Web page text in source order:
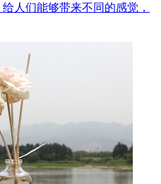
人们能够带来不同的感觉，